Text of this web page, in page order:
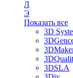
Л
Э
Показать все
3D
3DSLA